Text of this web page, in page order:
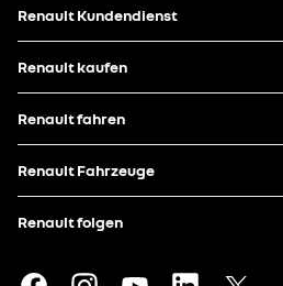
Renault Kundendienst
Renault kaufen
Renault fahren
Renault Fahrzeuge
Renault folgen